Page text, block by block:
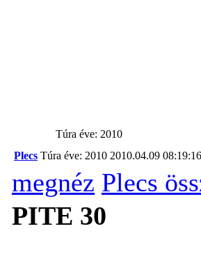
Túra éve: 2010
Plecs Túra éve: 2010 2010.04.09 08:19:16
megnéz Plecs
PITE 30